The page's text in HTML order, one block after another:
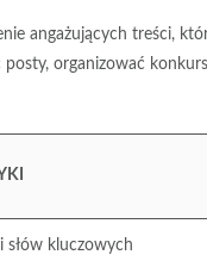
angażujących treści,
posty, organizować
słów kluczowych